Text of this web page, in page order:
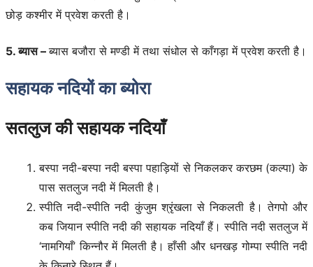
छोड़ कश्मीर में प्रवेश करती है।
5. ब्यास –ब्यास बजौरा से मण्डी में तथा संधोल से काँगड़ा में प्रवेश करती है।
सहायक नदियों का ब्योरा
सतलुज की सहायक नदियाँ
बस्पा नदी-बस्पा नदी बस्पा पहाड़ियों से निकलकर करछम (कल्पा) के
पास सतलुज नदी में मिलती है।
स्पीति नदी-स्पीति नदी कुंजुम श्रृंखला से निकलती है। तेगपो और
कब जियान स्पीति नदी की सहायक नदियाँ हैं। स्पीति नदी सतलुज में
‘नामगियाँ’ किन्नौर में मिलती है। हाँसी और धनखड़ गोम्पा स्पीति नदी